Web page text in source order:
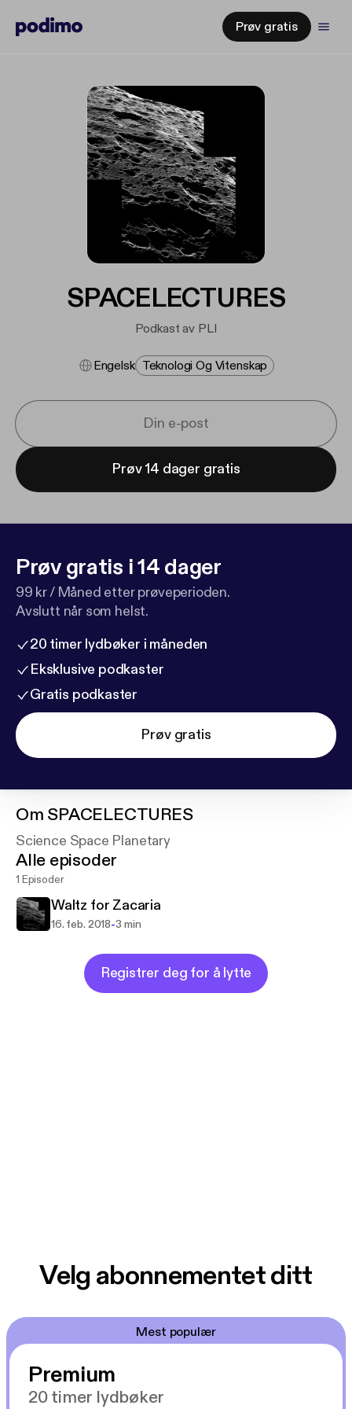
Prøv gratis
SPACELECTURES
Podkast av PLI
Engelsk Teknologi Og Vitenskap
Prøv 14 dager gratis
Prøv gratis i 14 dager
99 kr / Måned etter prøveperioden.
Avslutt når som helst.
20 timer lydbøker i måneden
Eksklusive podkaster
Gratis podkaster
Prøv gratis
Om SPACELECTURES
Science Space Planetary
Alle episoder
1 Episoder
Waltz for Zacaria
16. feb. 2018-3 min
Registrer deg for å lytte
Velg abonnementet ditt
Mest populær
Premium
20 timer lydbøker